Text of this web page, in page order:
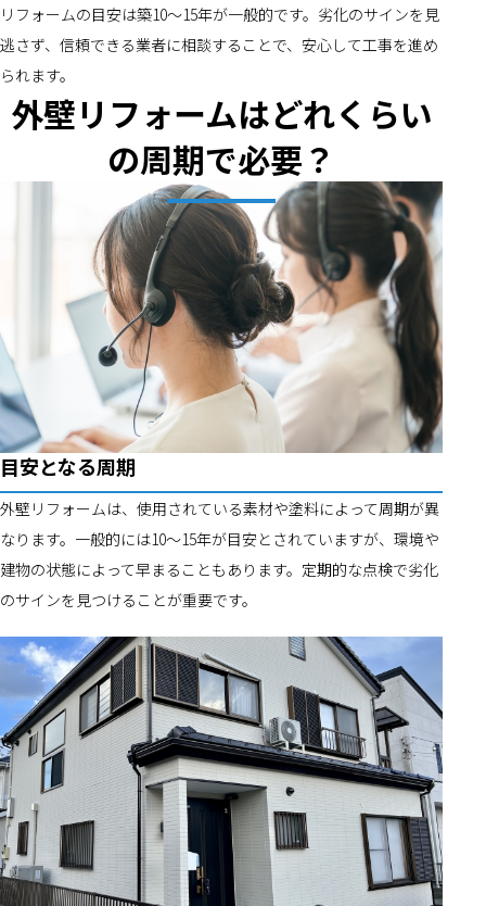
リフォームの目安は築10～15年が一般的です。劣化のサインを見
逃さず、信頼できる業者に相談することで、安心して工事を進め
られます。
外壁リフォームはどれくらい
の周期で必要？
目安となる周期
外壁リフォームは、使用されている素材や塗料によって周期が異
なります。一般的には10～15年が目安とされていますが、環境や
建物の状態によって早まることもあります。定期的な点検で劣化
のサインを見つけることが重要です。